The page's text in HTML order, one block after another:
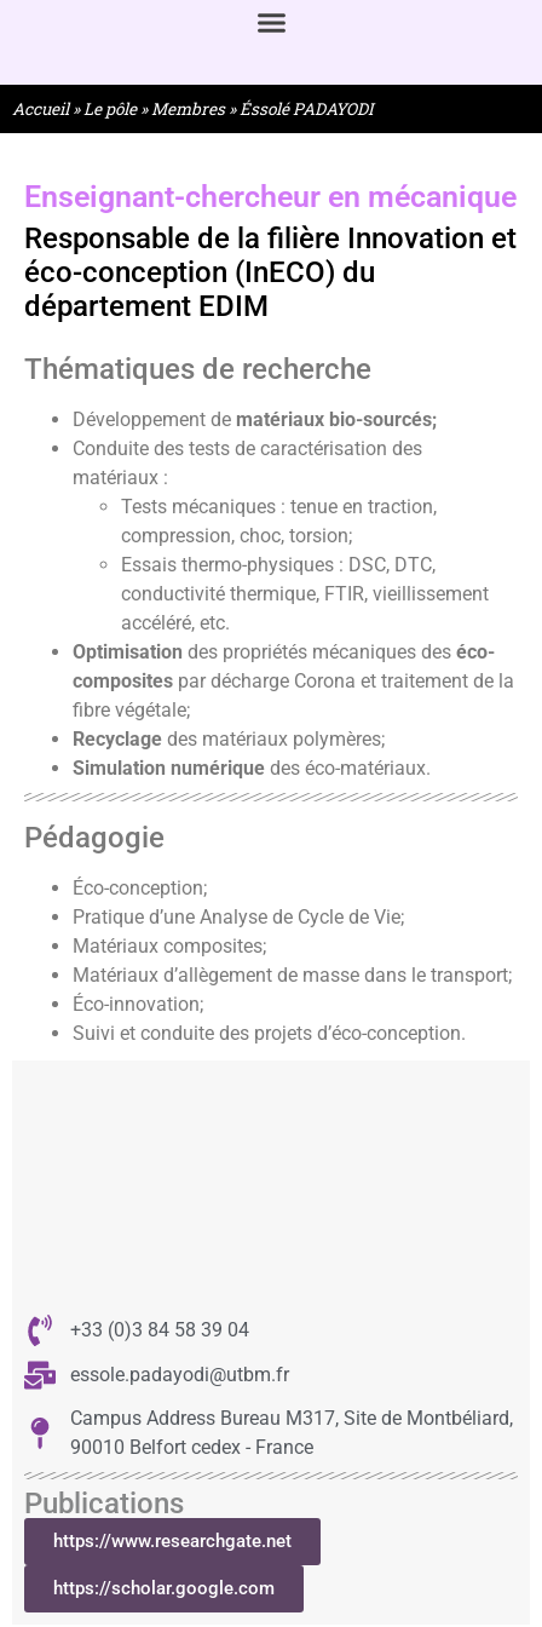
Accueil»Le pôle»Membres»Éssolé PADAYODI
Enseignant-chercheur en mécanique
Responsable de la filière Innovation et
éco-conception (InECO) du
département EDIM
Thématiques de recherche
Développement de matériaux bio-sourcés;
Conduite des tests de caractérisation des
matériaux :
Tests mécaniques : tenue en traction,
compression, choc, torsion;
Essais thermo-physiques : DSC, DTC,
conductivité thermique, FTIR, vieillissement
accéléré, etc.
Optimisation des propriétés mécaniques des éco-
composites par décharge Corona et traitement de la
fibre végétale;
Recyclage des matériaux polymères;
Simulation numérique des éco-matériaux.
Pédagogie
Éco-conception;
Pratique d’une Analyse de Cycle de Vie;
Matériaux composites;
Matériaux d’allègement de masse dans le transport;
Éco-innovation;
Suivi et conduite des projets d’éco-conception.
+33 (0)3 84 58 39 04
essole.padayodi@utbm.fr
Campus Address Bureau M317, Site de Montbéliard,
90010 Belfort cedex - France
Publications
https://www.researchgate.net
https://scholar.google.com